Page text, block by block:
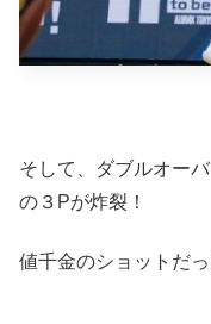
そして、ダブルオー
の３Pが炸裂！
値千金のショットだっ